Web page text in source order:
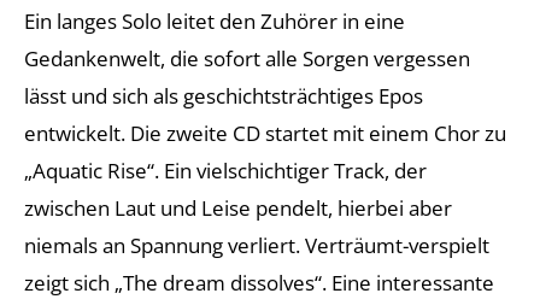
Ein langes Solo leitet den Zuhörer in eine
Gedankenwelt, die sofort alle Sorgen vergessen
lässt und sich als geschichtsträchtiges Epos
entwickelt. Die zweite CD startet mit einem Chor zu
„Aquatic Rise“. Ein vielschichtiger Track, der
zwischen Laut und Leise pendelt, hierbei aber
niemals an Spannung verliert. Verträumt-verspielt
zeigt sich „The dream dissolves“. Eine interessante